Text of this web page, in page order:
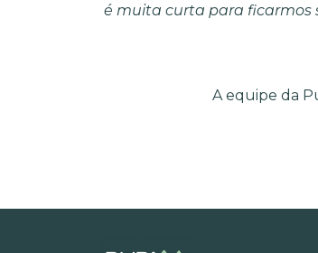
é muita curta para ficarmos
A equipe da